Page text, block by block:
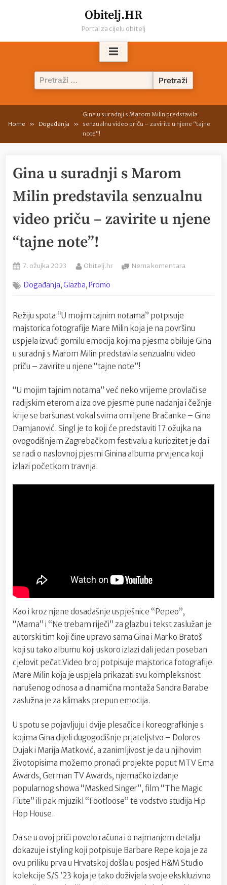
Obitelj.HR
Portal za cijelu obitelj
Pretraži:
Home Događanja
Gina u suradnji s Marom Milin predstavila
senzualnu video priču – zavirite u njene “tajne
note”!
Gina u suradnji s Marom
Milin predstavila senzualnu
video priču – zavirite u njene
“tajne note”!
Posted
7. ožujka 2023 By
Obitelj.hr Nema komentara
suradnji
Milin
predstavila
senzualnu
zavirite
u
njene
“tajne
note”!
Događanja,Glazba,Promo
Režiju spota “U mojim tajnim notama” potpisuje
majstorica fotografije Mare Milin koja je na površinu
uspjela izvući gomilu emocija kojima pjesma obiluje Gina
u suradnji s Marom Milin predstavila senzualnu video
priču – zavirite u njene “tajne note”!
“U mojim tajnim notama” već neko vrijeme provlači se
radijskim eterom a iza ove pjesme pune nadanja i čežnje
krije se baršunast vokal svima omiljene Bračanke – Gine
Damjanović. Singl je to koji će predstaviti 17.ožujka na
ovogodišnjem Zagrebačkom festivalu a kuriozitet je da i
se radi o naslovnoj pjesmi Ginina albuma prvijenca koji
izlazi početkom travnja.
Kao i kroz njene dosadašnje uspješnice “Pepeo”,
“Mama” i “Ne trebam riječi” za glazbu i tekst zaslužan je
autorski tim koji čine upravo sama Gina i Marko Bratoš
koji su tako albumu koji uskoro izlazi dali jedan poseban
cjelovit pečat.Video broj potpisuje majstorica fotografije
Mare Milin koja je uspjela prikazati svu kompleksnost
narušenog odnosa a dinamična montaža Sandra Barabe
zaslužna je za klimaks prepun emocija.
U spotu se pojavljuju i dvije plesačice i koreografkinje s
kojima Gina dijeli dugogodišnje prjateljstvo – Dolores
Dujak i Marija Matković, a zanimljivost je da u njihovim
životopisima možemo pronaći projekte poput MTV Ema
Awards, German TV Awards, njemačko izdanje
popularnog showa “Masked Singer”, film “The Magic
Flute” ili pak mjuzikl “Footloose” te vodstvo studija Hip
Hop House.
Da se u ovoj priči povelo računa i o najmanjem detalju
dokazuje i styling koji potpisuje Barbare Repe koja je za
ovu priliku prva u Hrvatskoj došla u posjed H&M Studio
kolekcije S/S ’23 koja je tako doživjela svoje ekskluzivno